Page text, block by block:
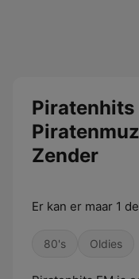
Piratenhits
Zender
Er kan er maar 1
80's Oldies